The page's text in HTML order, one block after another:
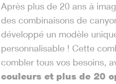
Après plus de 20 ans à
des combinaisons de
développé un modèle
personnalisable ! Cette
combler tous vos besoins,
couleurs et plus de 20